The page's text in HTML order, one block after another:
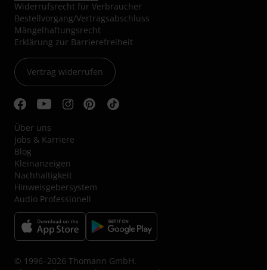
Widerrufsrecht für Verbraucher
Bestellvorgang/Vertragsabschluss
Mängelhaftungsrecht
Erklärung zur Barrierefreiheit
Vertrag widerrufen
Über uns
Jobs & Karriere
Blog
Kleinanzeigen
Nachhaltigkeit
Hinweisgebersystem
Audio Professionell
© 1996–2026 Thomann GmbH.